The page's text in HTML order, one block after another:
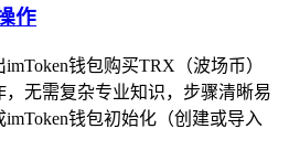
作
钱包购买TRX（波场币）
，无需复杂专业知识，步骤清晰易
钱包初始化（创建或导入